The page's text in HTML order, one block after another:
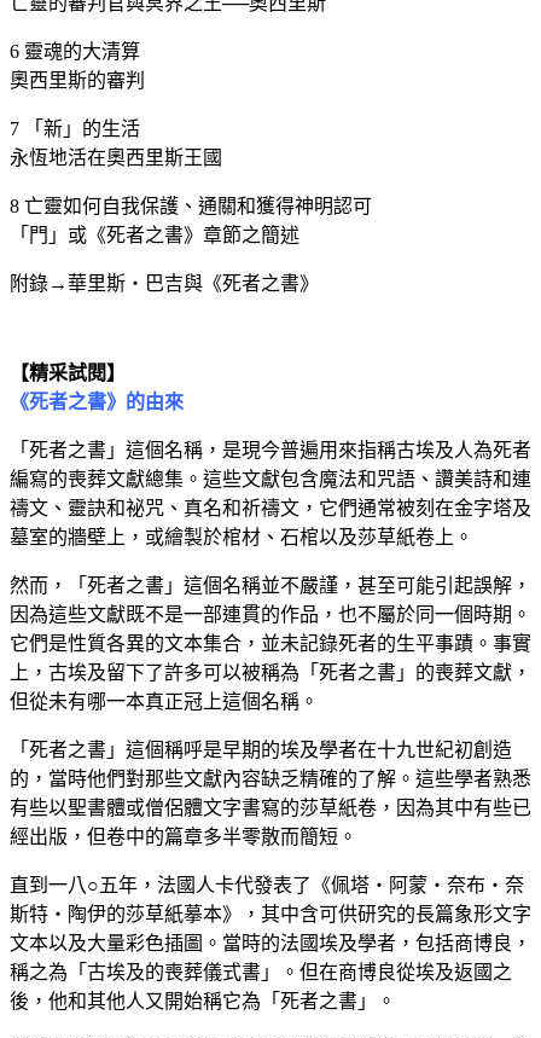
6 靈魂的大清算
奧西里斯的審判
7 「新」的生活
永恆地活在奧西里斯王國
8 亡靈如何自我保護、通關和獲得神明認可
「門」或《死者之書》章節之簡述
附錄→華里斯・巴吉與《死者之書》
【精采試閱】
《死者之書》的由來
「死者之書」這個名稱，是現今普遍用來指稱古埃及人為死者
編寫的喪葬文獻總集。這些文獻包含魔法和咒語、讚美詩和連
禱文、靈訣和祕咒、真名和祈禱文，它們通常被刻在金字塔及
墓室的牆壁上，或繪製於棺材、石棺以及莎草紙卷上。
然而，「死者之書」這個名稱並不嚴謹，甚至可能引起誤解，
因為這些文獻既不是一部連貫的作品，也不屬於同一個時期。
它們是性質各異的文本集合，並未記錄死者的生平事蹟。事實
上，古埃及留下了許多可以被稱為「死者之書」的喪葬文獻，
但從未有哪一本真正冠上這個名稱。
「死者之書」這個稱呼是早期的埃及學者在十九世紀初創造
的，當時他們對那些文獻內容缺乏精確的了解。這些學者熟悉
有些以聖書體或僧侶體文字書寫的莎草紙卷，因為其中有些已
經出版，但卷中的篇章多半零散而簡短。
直到一八○五年，法國人卡代發表了《佩塔・阿蒙・奈布・奈
斯特・陶伊的莎草紙摹本》，其中含可供研究的長篇象形文字
文本以及大量彩色插圖。當時的法國埃及學者，包括商博良，
稱之為「古埃及的喪葬儀式書」。但在商博良從埃及返國之
後，他和其他人又開始稱它為「死者之書」。